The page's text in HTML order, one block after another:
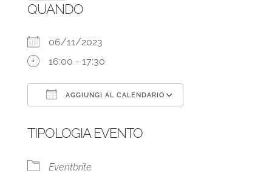
QUANDO
06/11/2023
16:00 - 17:30
AGGIUNGI AL CALENDARIO
TIPOLOGIA EVENTO
Eventbrite